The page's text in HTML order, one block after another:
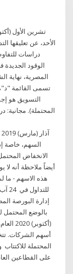
الأحد، عن تعليقها
دراسات
المصرية، نهاية
تسمى القائمة
التسويق هو
المحتملة). مجانية:
السهم، خاصة
أيضاً ملاحظة أنه
هذه الاسهم - ما
إدارة البورصة
أسهم الشركات.
المحتملة
على القطاعين